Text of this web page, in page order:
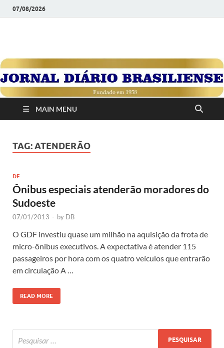
07/08/2026
JORNAL DIÁRIO
BRASILIENSE
1958
MAIN MENU
TAG:ATENDERÃO
DF
Ônibus especiais atenderão moradores do
Sudoeste
07/01/2013 - by DB
O GDF investiu quase um milhão na aquisição da frota de
micro-ônibus executivos. A expectativa é atender 115
passageiros por hora com os quatro veículos que entrarão
em circulação A …
READ MORE